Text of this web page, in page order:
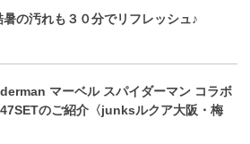
暑の汚れも３０分でリフレッシュ♪
マーベル スパイダーマン コラボ
のご紹介〈junksルクア大阪・梅